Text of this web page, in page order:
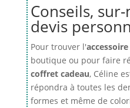
Conseils,
devis
Pour trouver l'
boutique ou pour faire
coffret cadeau, Céline
répondra à toutes les
formes et même de